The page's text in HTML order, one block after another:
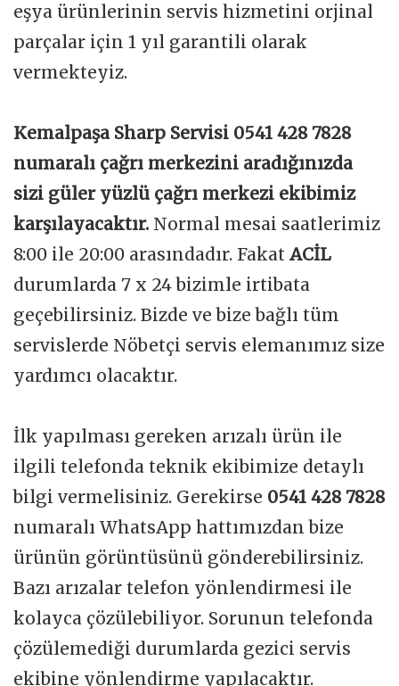
eşya ürünlerinin servis hizmetini orjinal
parçalar için 1 yıl garantili olarak
vermekteyiz.
Kemalpaşa Sharp Servisi 0541 428 7828
numaralı çağrı merkezini aradığınızda
sizi güler yüzlü çağrı merkezi ekibimiz
karşılayacaktır. Normal mesai saatlerimiz
8:00 ile 20:00 arasındadır. Fakat ACİL
durumlarda 7 x 24 bizimle irtibata
geçebilirsiniz. Bizde ve bize bağlı tüm
servislerde Nöbetçi servis elemanımız size
yardımcı olacaktır.
İlk yapılması gereken arızalı ürün ile
ilgili telefonda teknik ekibimize detaylı
bilgi vermelisiniz. Gerekirse 0541 428 7828
numaralı WhatsApp hattımızdan bize
ürünün görüntüsünü gönderebilirsiniz.
Bazı arızalar telefon yönlendirmesi ile
kolayca çözülebiliyor. Sorunun telefonda
çözülemediği durumlarda gezici servis
ekibine yönlendirme yapılacaktır.